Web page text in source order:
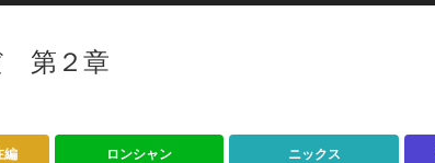
第２章
編 ロンシャン ニックス